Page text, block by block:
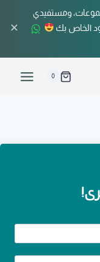
ومستفيدي
الخاص بك
✕
0